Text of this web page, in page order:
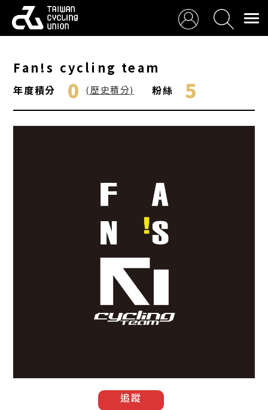
Fan!s cycling team
年度積分 0 (歷史積分) 粉絲 5
追蹤